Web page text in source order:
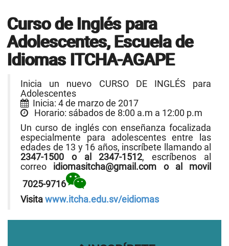
Curso de Inglés para
Adolescentes, Escuela de
Idiomas ITCHA-AGAPE
Inicia un nuevo CURSO DE INGLÉS para
Adolescentes
Inicia: 4 de marzo de 2017
Horario: sábados de 8:00 a.m a 12:00 p.m
Un curso de inglés con enseñanza focalizada
especialmente para adolescentes entre las
edades de 13 y 16 años, inscríbete llamando al
2347-1500 o al 2347-1512, escríbenos al
correo idiomasitcha@gmail.com o al movil
7025-9716
Visita www.itcha.edu.sv/eidiomas